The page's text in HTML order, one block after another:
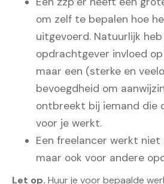
om zelf te bepalen hoe
uitgevoerd. Natuurlijk heb
opdrachtgever invloed
maar een (sterke en
bevoegdheid om
ontbreekt bij iemand die
voor je werkt.
Een freelancer werkt niet
maar ook voor andere
Let op. Huur je voor bepaalde